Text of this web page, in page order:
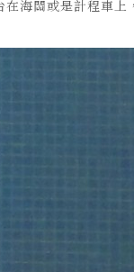
海關或是計程車上